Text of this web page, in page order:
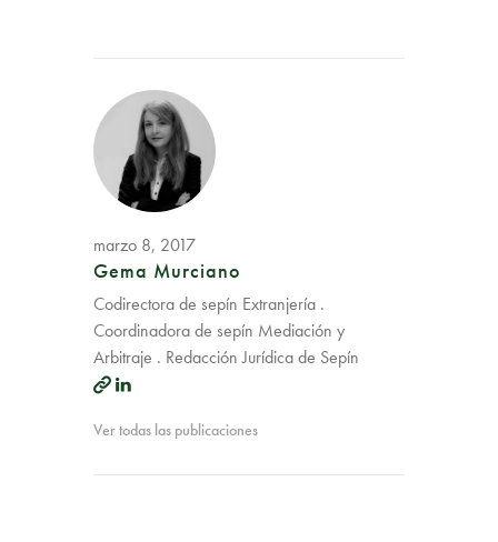
marzo 8, 2017
Gema Murciano
Codirectora de sepín Extranjería .
Coordinadora de sepín Mediación y
Arbitraje . Redacción Jurídica de Sepín
Ver todas las publicaciones